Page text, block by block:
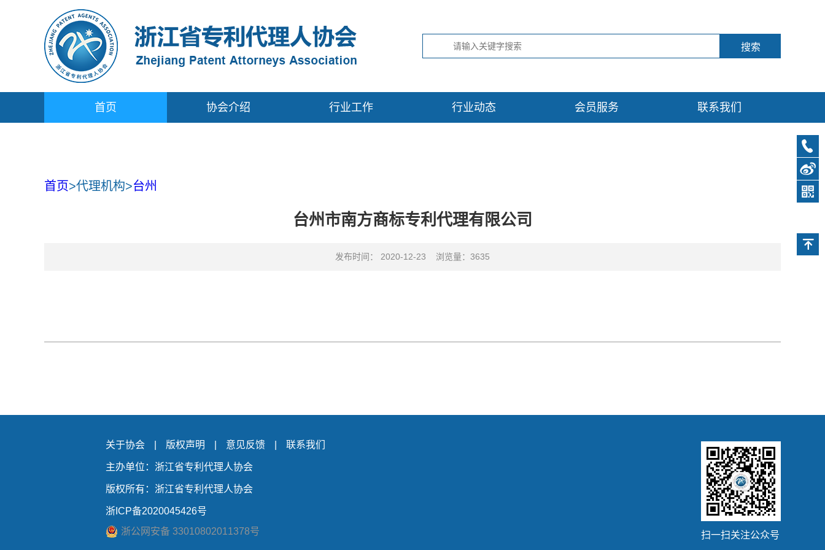
首页 协会介绍 行业工作 行业动态 会员服务 联系我们
首页>代理机构>台州
台州市南方商标专利代理有限公司
发布时间： 2020-12-23 浏览量：3635
关于协会 版权声明 意见反馈 联系我们
主办单位：浙江省专利代理人协会
版权所有：浙江省专利代理人协会
浙ICP备2020045426号
浙公网安备 33010802011378号
扫一扫关注公众号
0571-
新浪
号